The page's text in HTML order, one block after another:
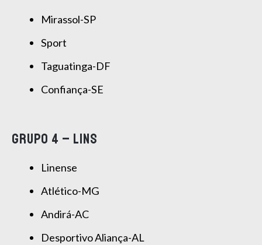
Mirassol-SP
Sport
Taguatinga-DF
Confiança-SE
GRUPO 4 – LINS
Linense
Atlético-MG
Andirá-AC
Desportivo Aliança-AL